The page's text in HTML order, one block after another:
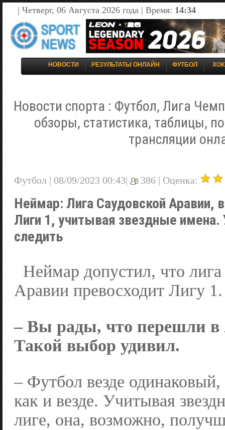
| Четверг, 06 Августа 2026 года | Время: 14:34
НОВОСТИ РЕЗУЛЬТАТЫ ОНЛАЙН ФУТБОЛ
Новости спорта : Футбол, Лига
обзоры, статистика, таблицы,
трансляции
Футбол | 08/09/2023 00:43| 386 | Оценка:
Неймар: Лига Саудовской Аравии,
Лиги 1, учитывая звездные
следить
Неймар допустил, что
Аравии превосходит Лигу 1.
– Вы рады, что перешли в
Такой выбор удивил.
– Футбол везде
как и везде. Учитывая
лиге, она, возможно,